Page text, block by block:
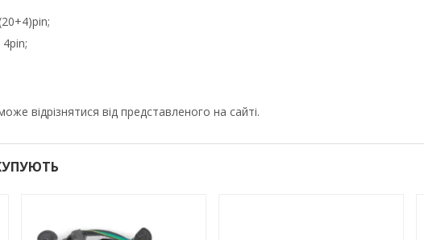
відрізнятися від представленого на сайті.